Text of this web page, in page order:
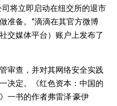
将立即启动在纽交所的退市
准备。”滴滴在其官方微博
交媒体平台）账户上发布了
审查，并对其网络安全实践
决定。《红色资本：中国的
一书的作者弗雷泽·豪伊